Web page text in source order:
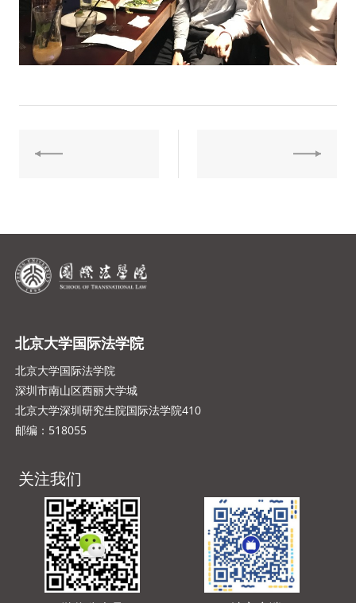
北京大学国际法学院
北京大学国际法学院
深圳市南山区西丽大学城
北京大学深圳研究生院国际法学院410
邮编：518055
关注我们